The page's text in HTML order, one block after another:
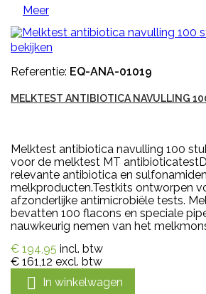
Meer
bekijken
Referentie: EQ-ANA-01019
MELKTEST ANTIBIOTICA NAVULLING
Melktest antibiotica navulling 100
voor de melktest MT
relevante antibiotica en
melkproducten.Testkits ontworpen
afzonderlijke antimicrobiële tests.
bevatten 100 flacons en speciale
nauwkeurig nemen van het
€ 194,95 incl. btw
€ 161,12 excl. btw
 In winkelwagen